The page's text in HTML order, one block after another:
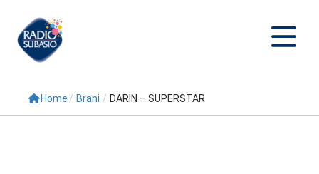
Cerca
Home / Brani / DARIN – SUPERSTAR